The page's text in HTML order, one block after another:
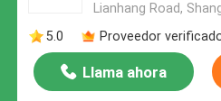
Lianhang Road,
5.0
Proveedor
Llama ahora